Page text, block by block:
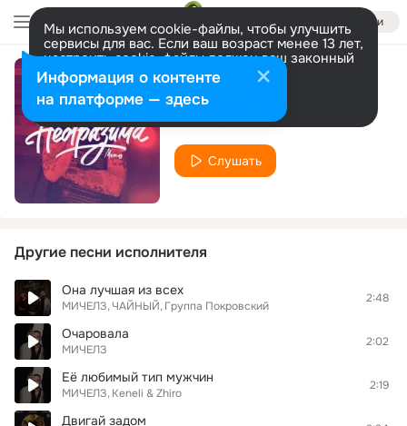
Войти
Мы используем cookie-файлы, чтобы улучшить
сервисы для вас. Если ваш возраст менее 13 лет,
настроить cookie-файлы должен ваш законный
представитель. Больше информации
Разрешить все Настроить
Неотразима
МИЧЕЛЗ
Слушать
Другие песни исполнителя
Она лучшая из всех
МИЧЕЛЗ ЧАЙНЫЙ Группа Покровский
2:48
Очаровала
МИЧЕЛЗ
2:02
Её любимый тип мужчин
МИЧЕЛЗ Keneli & Zhiro
2:19
Двигай задом
Информация о контенте
на платформе — здесь